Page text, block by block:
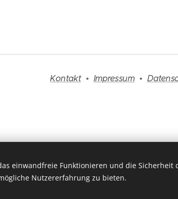
Kontakt• Impressum•
einwandfreie Funktionieren und die Sicherheit
Nutzererfahrung zu bieten.